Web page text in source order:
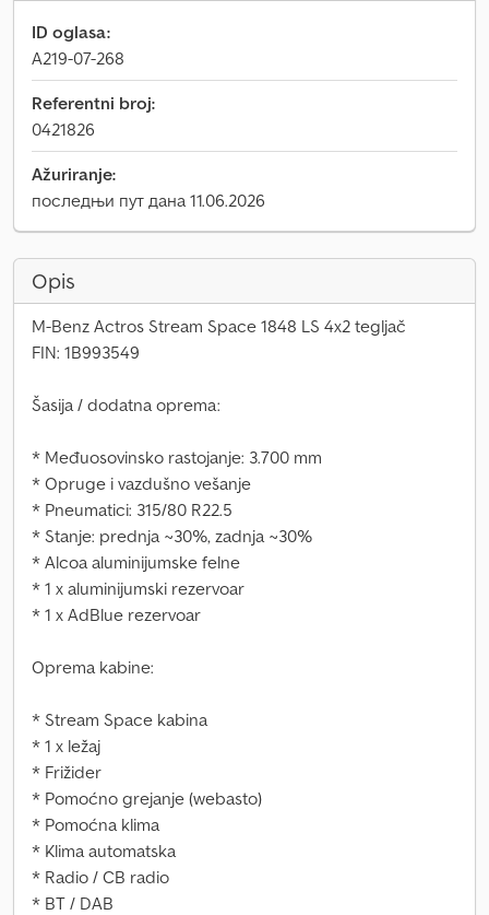
ID oglasa:
A219-07-268
Referentni broj:
0421826
Ažuriranje:
последњи пут дана 11.06.2026
Opis
M-Benz Actros Stream Space 1848 LS 4x2 tegljač
FIN: 1B993549
Šasija / dodatna oprema:
* Međuosovinsko rastojanje: 3.700 mm
* Opruge i vazdušno vešanje
* Pneumatici: 315/80 R22.5
* Stanje: prednja ~30%, zadnja ~30%
* Alcoa aluminijumske felne
* 1 x aluminijumski rezervoar
* 1 x AdBlue rezervoar
Oprema kabine:
* Stream Space kabina
* 1 x ležaj
* Frižider
* Pomoćno grejanje (webasto)
* Pomoćna klima
* Klima automatska
* Radio / CB radio
* BT / DAB